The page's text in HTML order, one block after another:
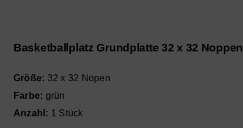
Tiere und Kreaturen
Basketballplatz Grundplatte 32 x 32 Noppen
Größe: 32 x 32 Nopen
Farbe: grün
Anzahl: 1 Stück